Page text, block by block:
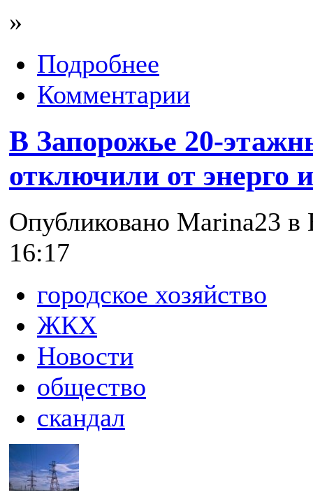
»
Подробнее
Комментарии
В Запорожье 20-
отключили от энерго
Опубликовано Marina23 в
16:17
городское хозяйство
ЖКХ
Новости
общество
скандал